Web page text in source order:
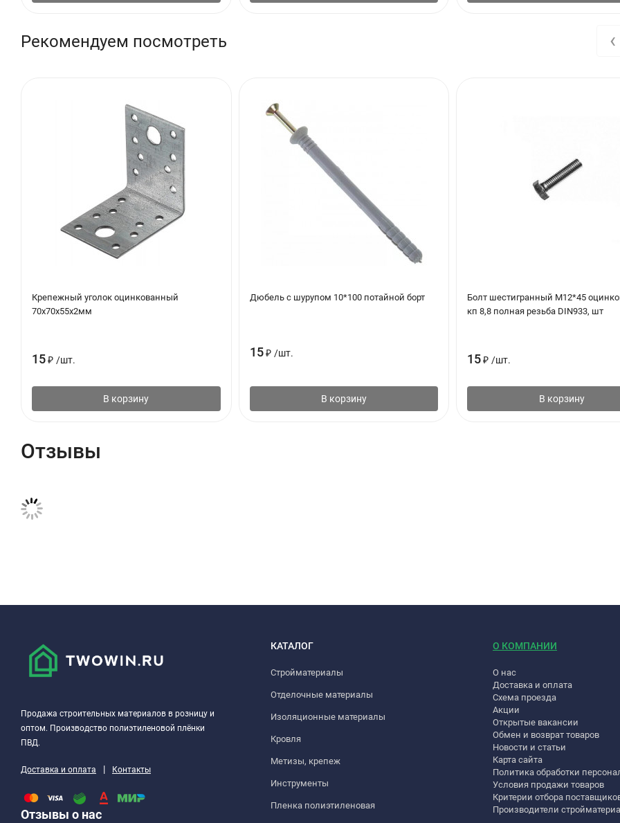
Рекомендуем посмотреть
Крепежный уголок оцинкованный
70х70х55х2мм
15₽ /шт.
В корзину
Дюбель с шурупом 10*100 потайной борт
15 ₽ /шт.
В корзину
Болт шестигранный М12*45
кп 8,8 полная резьба DIN933, шт
15 ₽ /шт.
В корзину
‹
Отзывы
Продажа строительных материалов в розницу и
оптом. Производство полиэтиленовой плёнки
ПВД.
Доставка и оплата | Контакты
Отзывы о нас
КАТАЛОГ
Стройматериалы
Отделочные материалы
Изоляционные материалы
Кровля
Метизы, крепеж
Инструменты
Пленка полиэтиленовая
О КОМПАНИИ
О нас
Доставка и оплата
Схема проезда
Акции
Открытые вакансии
Обмен и возврат товаров
Новости и статьи
Карта сайта
Политика обработки
Условия продажи товаров
Критерии отбора
Производители